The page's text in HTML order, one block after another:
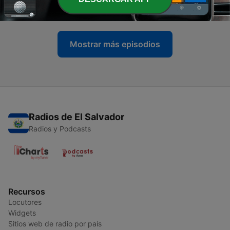
14 mar. 2024
Mostrar más episodios
Radios de El Salvador
Radios y Podcasts
Recursos
Locutores
Widgets
Sitios web de radio por país